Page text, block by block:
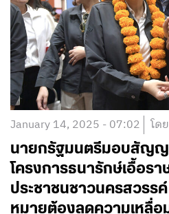
January 14, 2025 - 07:02 โด
นายกรัฐมนตรีมอบสัญญ
โครงการธนารักษ์เอื้อร
ประชาชนชาวนครสวรร
หมายต้องลดความเหลื่อ